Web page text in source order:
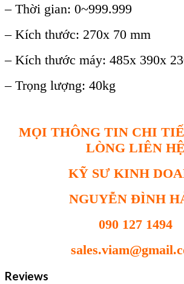
– Thời gian: 0~999.999
– Kích thước: 270x 70 mm
– Kích thước máy: 485x 390x
– Trọng lượng: 40kg
MỌI THÔNG TIN CHI
LÒNG LIÊN HỆ
KỸ SƯ KINH
NGUYỄN ĐÌNH
090 127 1494
Reviews